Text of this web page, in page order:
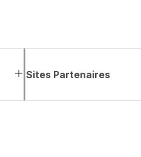
Sites Partenaires